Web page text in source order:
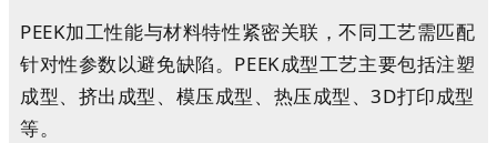
PEEK加工性能与材料特性紧密关联，不同工艺需匹配
针对性参数以避免缺陷。 PEEK成型工艺主要包括注塑
成型、挤出成型、模压成型、热压成型、3D打印成型
等。